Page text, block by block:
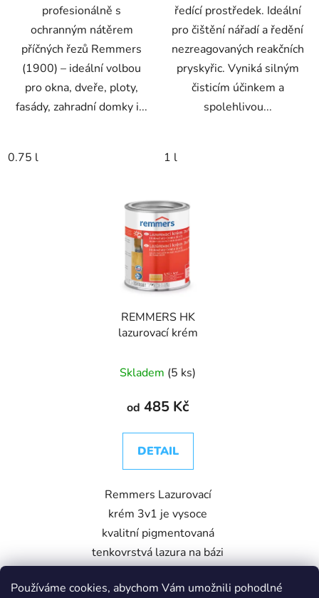
Používáme cookies, abychom Vám umožnili pohodlné
profesionálně s
ochranným nátěrem
příčných řezů Remmers
(1900) – ideální volbou
pro okna, dveře, ploty,
fasády, zahradní domky i...
0.75 l
ředící prostředek. Ideální
pro čištění nářadí a ředění
nezreagovaných reakčních
pryskyřic. Vyniká silným
čisticím účinkem a
spolehlivou...
1 l
REMMERS HK
lazurovací krém
Skladem (5 ks)
od 485 Kč
DETAIL
Remmers Lazurovací
krém 3v1 je vysoce
kvalitní pigmentovaná
tenkovrstvá lazura na bázi
olejů a rozpouštědel,
určená k ochraně dřeva ve